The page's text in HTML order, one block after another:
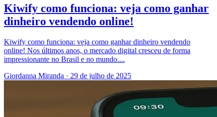
Kiwify como funciona: veja como ganhar
dinheiro vendendo online!
Kiwify como funciona: veja como ganhar dinheiro vendendo
online! Nos últimos anos, o mercado digital cresceu de forma
impressionante no Brasil e no mundo....
Giordanna Miranda · 29 de julho de 2025